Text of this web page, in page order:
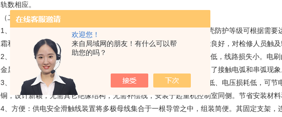
欢迎您！
来自局域网的朋友！有什么可以帮
助您的吗？
轨数相应。
（二） 产品特性DHGJ-4-70铝合金外壳多极滑触线
1、安全：供电安全滑触线外壳系由高绝缘性能的工程塑料制成。外壳防护等级可根据需要
霜和冰冻袭击以及异物触及。产品经受多种环境条件经验。绝缘性能良好，对检修人员触及
2、可靠：输电导轨导电性能*，散热较快，许用电流密度高，阻抗值低，线路损失小。电
金属铜、碳合金材料制成。导电器移动灵活，定向性能好，有效控制了接触电弧和串弧现象
3、经济：供电安全滑触线装置结构简单，许用电流密度高，电阻率低、电压损耗低，可节
铜，设计新颖，无需其它绝缘结构，无需补偿线，安装于起重机控制室同侧。节省安装材料
4、方便：供电安全滑触线装置将多极母线集合于一根导管之中，组装简便。其固定支架，